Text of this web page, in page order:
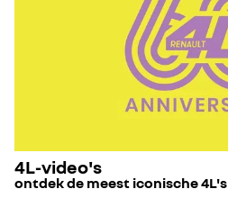
4L-video's
ontdek de meest iconische 4L's